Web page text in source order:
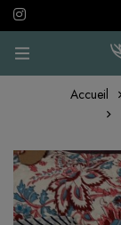
Accueil